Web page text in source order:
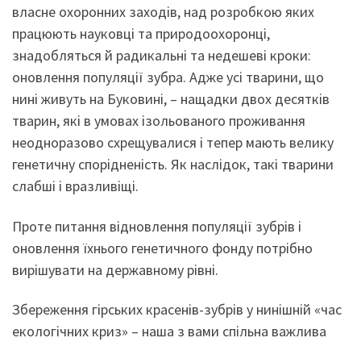
власне охоронних заходів, над розробкою яких
працюють науковці та природоохоронці,
знадобляться й радикальні та недешеві кроки:
оновлення популяції зубра. Адже усі тварини, що
нині живуть на Буковині, – нащадки двох десятків
тварин, які в умовах ізольованого проживання
неодноразово схрещувалися і тепер мають велику
генетичну спорідненість. Як наслідок, такі тварини
слабші і вразливіщі.
Проте питання відновлення популяції зубрів і
оновлення їхнього генетичного фонду потрібно
вирішувати на державному рівні.
Збереження гірських красенів-зубрів у нинішній «час
екологічних криз» – наша з вами спільна важлива